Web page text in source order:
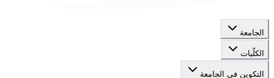
الجامعة
الكلّيات
التكوين في الجامعة